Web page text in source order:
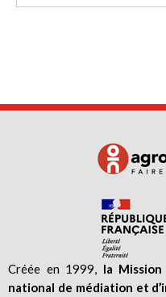
Créée en 1999, la
national de médiation et